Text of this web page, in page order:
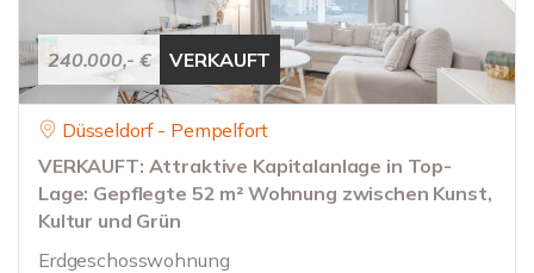
240.000,- € VERKAUFT
Düsseldorf - Pempelfort
VERKAUFT: Attraktive Kapitalanlage in Top-
Lage: Gepflegte 52 m² Wohnung zwischen Kunst,
Kultur und Grün
Erdgeschosswohnung